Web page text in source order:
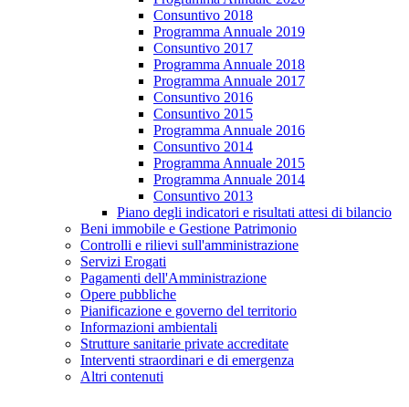
Consuntivo 2018
Programma Annuale 2019
Consuntivo 2017
Programma Annuale 2018
Programma Annuale 2017
Consuntivo 2016
Consuntivo 2015
Programma Annuale 2016
Consuntivo 2014
Programma Annuale 2015
Programma Annuale 2014
Consuntivo 2013
Piano degli indicatori e risultati attesi di bilancio
Beni immobile e Gestione Patrimonio
Controlli e rilievi sull'amministrazione
Servizi Erogati
Pagamenti dell'Amministrazione
Opere pubbliche
Pianificazione e governo del territorio
Informazioni ambientali
Strutture sanitarie private accreditate
Interventi straordinari e di emergenza
Altri contenuti